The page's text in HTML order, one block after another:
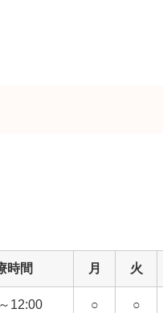
時間 月 火
12:00 ○ ○